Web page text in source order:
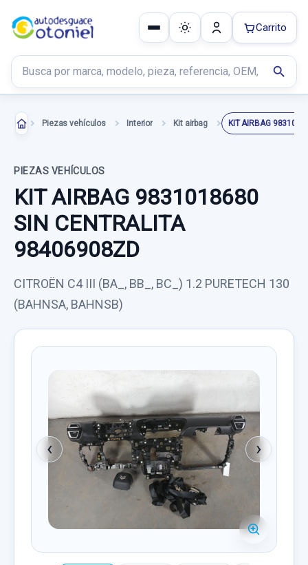
Buscar productos
search
Carrito
Piezas vehículos Interior Kit airbag
PIEZAS VEHÍCULOS
KIT AIRBAG 9831018680
SIN CENTRALITA
98406908ZD
CITROËN C4 III (BA_, BB_, BC_) 1.2 PURETECH 130
(BAHNSA, BAHNSB)
‹ ›